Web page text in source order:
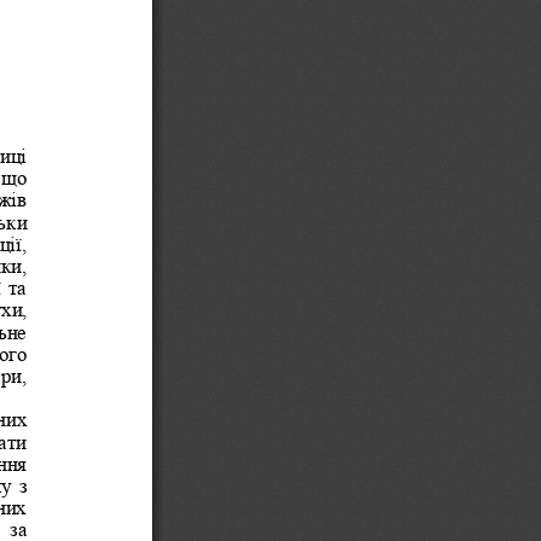
що
и
та
з
за